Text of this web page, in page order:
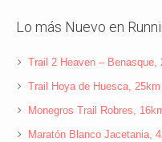
Lo más Nuevo en
Trail 2 Heaven – Benasque,
Trail Hoya de Huesca,
Monegros Trail Robres,
Maratón Blanco Jacetania,